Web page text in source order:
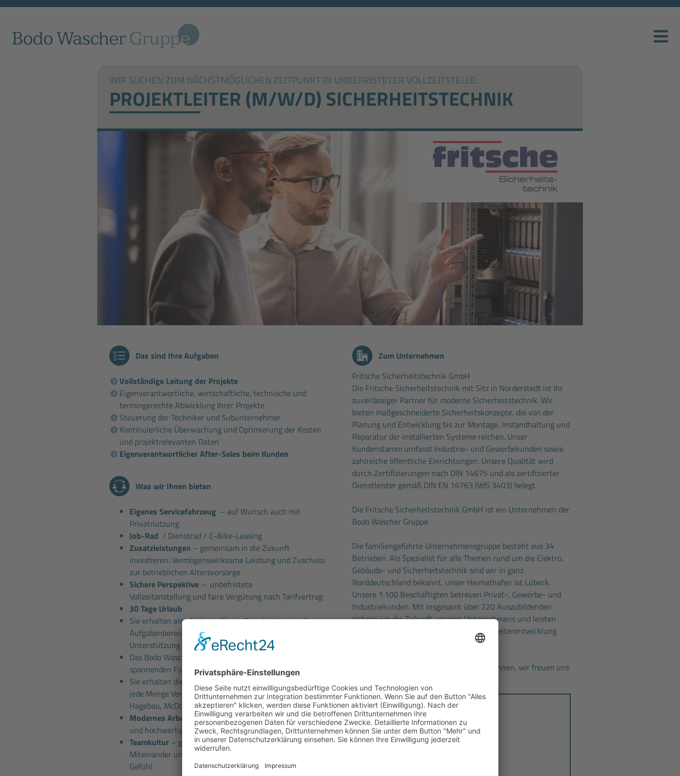
WIR SUCHEN ZUM NÄCHSTMÖGLICHEN ZEITPUNKT IN UNBEFRISTETER VOLLZEITSTELLE:
PROJEKTLEITER (M/W/D) SICHERHEITSTECHNIK
Das sind Ihre Aufgaben
Vollständige Leitung der Projekte
Eigenverantwortliche, wirtschaftliche, technische und
termingerechte Abwicklung Ihrer Projekte
Steuerung der Techniker und Subunternehmer
Kontinuierliche Überwachung und Optimierung der Kosten
und projektrelevanten Daten
Eigenverantwortlicher After-Sales beim Kunden
Was wir Ihnen bieten
Eigenes Servicefahrzeug – auf Wunsch auch mit
Privatnutzung
Job-Rad / Dienstrad / E-Bike-Leasing
Zusatzleistungen – gemeinsam in die Zukunft
investieren: Vermögenswirksame Leistung und Zuschuss
zur betrieblichen Altersvorsorge
Sichere Perspektive – unbefristete
Vollzeitanstellung und faire Vergütung nach Tarifvertrag
30 Tage Urlaub
Sie erhalten eine fachspezifische Einarbeitung in alle
Aufgabenbereiche und bekommen jederzeit fachliche
Unterstützung von erfahrenen Ansprechpartnern
Das Bodo Wascher Gruppe
spannenden Fortbildungen
Sie erhalten die Bodo Wascher
, mit der Sie
jede Menge Vergünstigungen bekommen (z.B. bei
Hagebau, McDonalds, Joy Fitness, Fahrschulen etc.)
Modernes Arbeitsumfeldmit erstklassigen Werkzeugen
und hochwertiger Arbeitskleidung
Teamkultur – gemeinsame Events, ein offenes
Miteinander und kurze Entscheidungswege für ein WIR-
Gefühl
Zum Unternehmen
Fritsche Sicherheitstechnik GmbH
Die Fritsche Sicherheitstechnik mit Sitz in Norderstedt ist Ihr
zuverlässiger Partner für moderne Sicherheitstechnik. Wir
bieten maßgeschneiderte Sicherheitskonzepte, die von der
Planung und Entwicklung bis zur Montage, Instandhaltung und
Reparatur der installierten Systeme reichen. Unser
Kundenstamm umfasst Industrie- und Gewerbekunden sowie
zahlreiche öffentliche Einrichtungen. Unsere Qualität wird
durch Zertifizierungen nach DIN 14675 und als zertifizierter
Dienstleister gemäß DIN EN 16763 (VdS 3403) belegt.
Die Fritsche Sicherheitstechnik GmbH ist ein Unternehmen der
Bodo Wascher Gruppe.
Die familiengeführte Unternehmensgruppe besteht aus 34
Betrieben. Als Spezialist für alle Themen rund um die Elektro,
Gebäude- und Sicherheitstechnik sind wir in ganz
Norddeutschland bekannt, unser Heimathafen ist Lübeck.
Unsere 1.100 Beschäftigten betreuen Privat-, Gewerbe- und
Industriekunden. Mit insgesamt über 220 Auszubildenden
sichern wir die Zukunft unseres Unternehmens und leisten
gleichzeitig einen wichtigen Beitrag zur Weiterentwicklung
Kommen Sie zu uns und lernen Sie uns kennen, wir freuen uns
Standort:
Fritsche Sicherheitstechnik GmbH